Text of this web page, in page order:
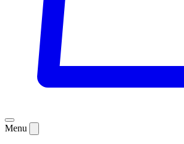
Menu